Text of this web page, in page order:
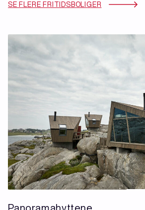
SE FLERE FRITIDSBOLIGER
Panoramahyttene